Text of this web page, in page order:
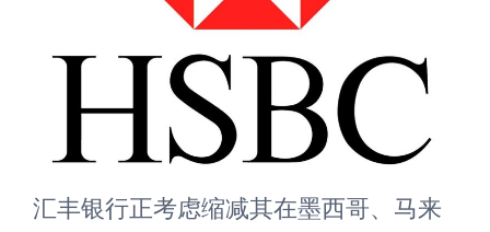
汇丰银行正考虑缩减其在墨西哥、马来